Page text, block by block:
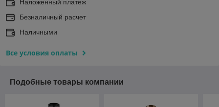
Наложенный платеж
Безналичный расчет
Наличными
Все условия оплаты
Подобные товары компании